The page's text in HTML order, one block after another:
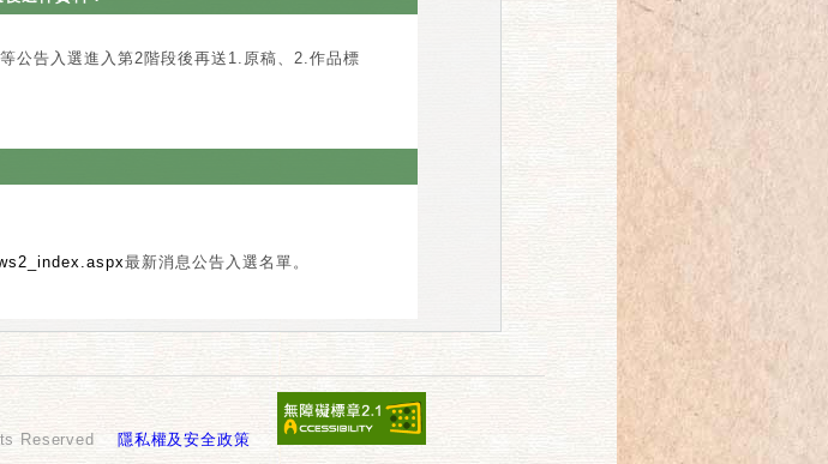
公告入選進入第2階段後再送1.原稿、2.作品標
最新消息公告入選名單。
Reserved 隱私權及安全政策